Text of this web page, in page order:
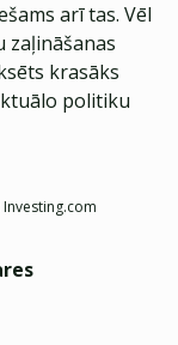
arī tas. Vēl
zaļināšanas
krasāks
politiku
Investing.com